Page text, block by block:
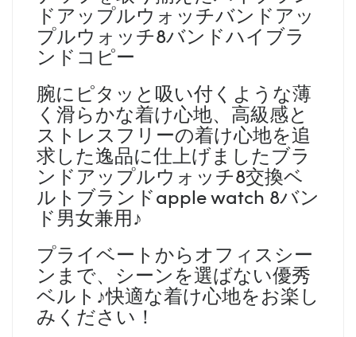
ドアップルウォッチバンドアッ
プルウォッチ8バンドハイブラ
ンドコピー
腕にピタッと吸い付くような薄
く滑らかな着け心地、高級感と
ストレスフリーの着け心地を追
求した逸品に仕上げましたブラ
ンドアップルウォッチ8交換ベ
ルトブランドapple watch 8バン
ド男女兼用♪
プライベートからオフィスシー
ンまで、シーンを選ばない優秀
ベルト♪快適な着け心地をお楽し
みください！